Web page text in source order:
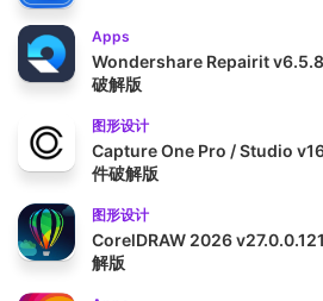
Apps
Wondershare Repairit
破解版
图形设计
Capture One Pro / Studio
件破解版
图形设计
CorelDRAW 2026
解版